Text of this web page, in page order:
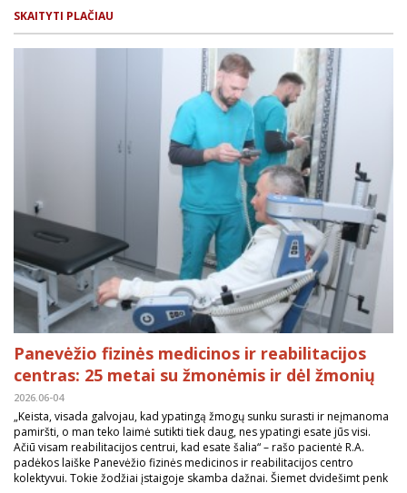
SKAITYTI PLAČIAU
Panevėžio fizinės medicinos ir reabilitacijos
centras: 25 metai su žmonėmis ir dėl žmonių
2026.06-04
„Keista, visada galvojau, kad ypatingą žmogų sunku surasti ir neįmanoma
pamiršti, o man teko laimė sutikti tiek daug, nes ypatingi esate jūs visi.
Ačiū visam reabilitacijos centrui, kad esate šalia“ – rašo pacientė R.A.
padėkos laiške Panevėžio fizinės medicinos ir reabilitacijos centro
kolektyvui. Tokie žodžiai įstaigoje skamba dažnai. Šiemet dvidešimt penk